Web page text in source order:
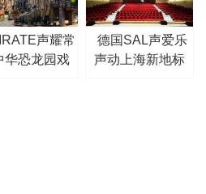
声耀常
华恐龙园戏
德国SAL声爱乐
声动上海新地标